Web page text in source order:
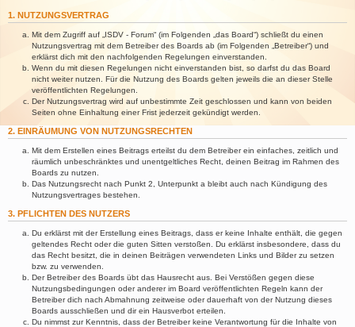
1. NUTZUNGSVERTRAG
Mit dem Zugriff auf „ISDV - Forum“ (im Folgenden „das Board“) schließt du einen
Nutzungsvertrag mit dem Betreiber des Boards ab (im Folgenden „Betreiber“) und
erklärst dich mit den nachfolgenden Regelungen einverstanden.
Wenn du mit diesen Regelungen nicht einverstanden bist, so darfst du das Board
nicht weiter nutzen. Für die Nutzung des Boards gelten jeweils die an dieser Stelle
veröffentlichten Regelungen.
Der Nutzungsvertrag wird auf unbestimmte Zeit geschlossen und kann von beiden
Seiten ohne Einhaltung einer Frist jederzeit gekündigt werden.
2. EINRÄUMUNG VON NUTZUNGSRECHTEN
Mit dem Erstellen eines Beitrags erteilst du dem Betreiber ein einfaches, zeitlich und
räumlich unbeschränktes und unentgeltliches Recht, deinen Beitrag im Rahmen des
Boards zu nutzen.
Das Nutzungsrecht nach Punkt 2, Unterpunkt a bleibt auch nach Kündigung des
Nutzungsvertrages bestehen.
3. PFLICHTEN DES NUTZERS
Du erklärst mit der Erstellung eines Beitrags, dass er keine Inhalte enthält, die gegen
geltendes Recht oder die guten Sitten verstoßen. Du erklärst insbesondere, dass du
das Recht besitzt, die in deinen Beiträgen verwendeten Links und Bilder zu setzen
bzw. zu verwenden.
Der Betreiber des Boards übt das Hausrecht aus. Bei Verstößen gegen diese
Nutzungsbedingungen oder anderer im Board veröffentlichten Regeln kann der
Betreiber dich nach Abmahnung zeitweise oder dauerhaft von der Nutzung dieses
Boards ausschließen und dir ein Hausverbot erteilen.
Du nimmst zur Kenntnis, dass der Betreiber keine Verantwortung für die Inhalte von